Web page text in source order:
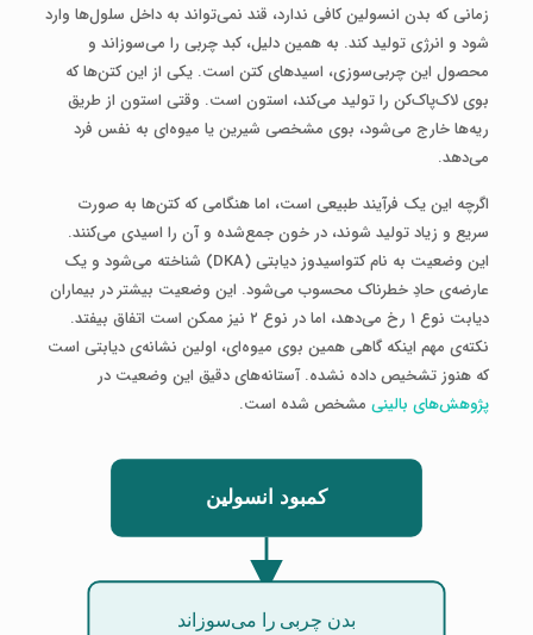
زمانی که بدن انسولین کافی ندارد، قند نمی‌تواند به داخل سلول‌ها وارد
شود و انرژی تولید کند. به همین دلیل، کبد چربی را می‌سوزاند و
محصول این چربی‌سوزی، اسیدهای کتن است. یکی از این کتن‌ها که
بوی لاک‌پاک‌کن را تولید می‌کند، استون است. وقتی استون از طریق
ریه‌ها خارج می‌شود، بوی مشخصی شیرین یا میوه‌ای به نفس فرد
می‌دهد.
اگرچه این یک فرآیند طبیعی است، اما هنگامی که کتن‌ها به صورت
سریع و زیاد تولید شوند، در خون جمع‌شده و آن را اسیدی می‌کنند.
این وضعیت به نام کتواسیدوز دیابتی (DKA) شناخته می‌شود و یک
عارضه‌ی حادِ خطرناک محسوب می‌شود. این وضعیت بیشتر در بیماران
دیابت نوع ۱ رخ می‌دهد، اما در نوع ۲ نیز ممکن است اتفاق بیفتد.
نکته‌ی مهم اینکه گاهی همین بوی میوه‌ای، اولین نشانه‌ی دیابتی است
که هنوز تشخیص داده نشده. آستانه‌های دقیق این وضعیت در
پژوهش‌های بالینیمشخص شده است.
کمبود انسولین
بدن چربی را می‌سوزاند